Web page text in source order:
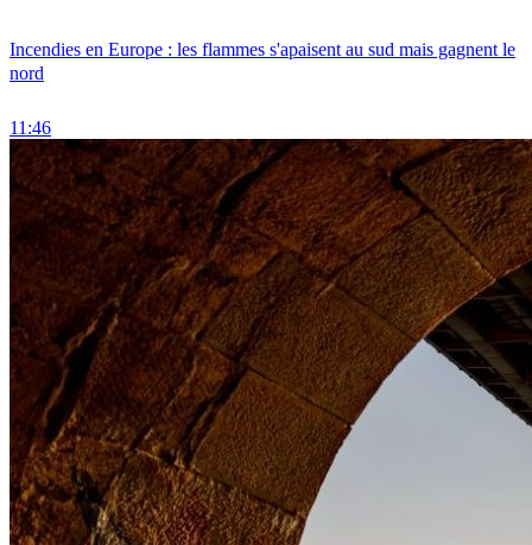
Incendies en Europe : les flammes s'apaisent au sud mais gagnent le
nord
11:46